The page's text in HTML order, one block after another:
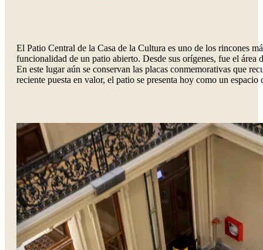
El Patio Central de la Casa de la Cultura es uno de los rincones
funcionalidad de un patio abierto. Desde sus orígenes, fue el
En este lugar aún se conservan las placas conmemorativas que
reciente puesta en valor, el patio se presenta hoy como un